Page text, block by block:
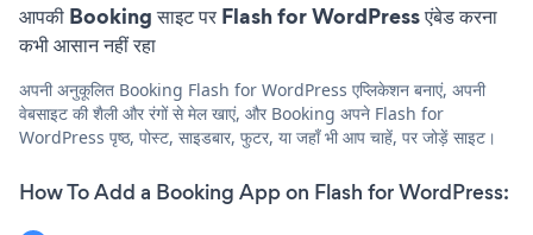
आपकी Booking साइट पर Flash for WordPress एंबेड करना
कभी आसान नहीं रहा
अपनी अनुकूलित Booking Flash for WordPress एप्लिकेशन बनाएं, अपनी
वेबसाइट की शैली और रंगों से मेल खाएं, और Booking अपने Flash for
WordPress पृष्ठ, पोस्ट, साइडबार, फुटर, या जहाँ भी आप चाहें, पर जोड़ें साइट।
How To Add a Booking App on Flash for WordPress: